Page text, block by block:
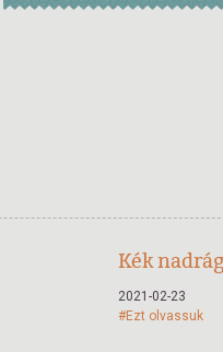
Kék
2021-02-23
#Ezt olvassuk